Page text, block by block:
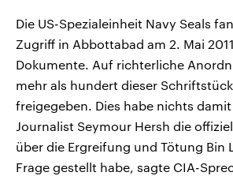
Die US-Spezialeinheit Navy Seals
Zugriff in Abbottabad am 2. Mai
Dokumente. Auf richterliche
mehr als hundert dieser
freigegeben. Dies habe nichts
Journalist Seymour Hersh die
über die Ergreifung und Tötung Bin
Frage gestellt habe, sagte CIA-